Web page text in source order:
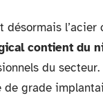
contient du
du
grade